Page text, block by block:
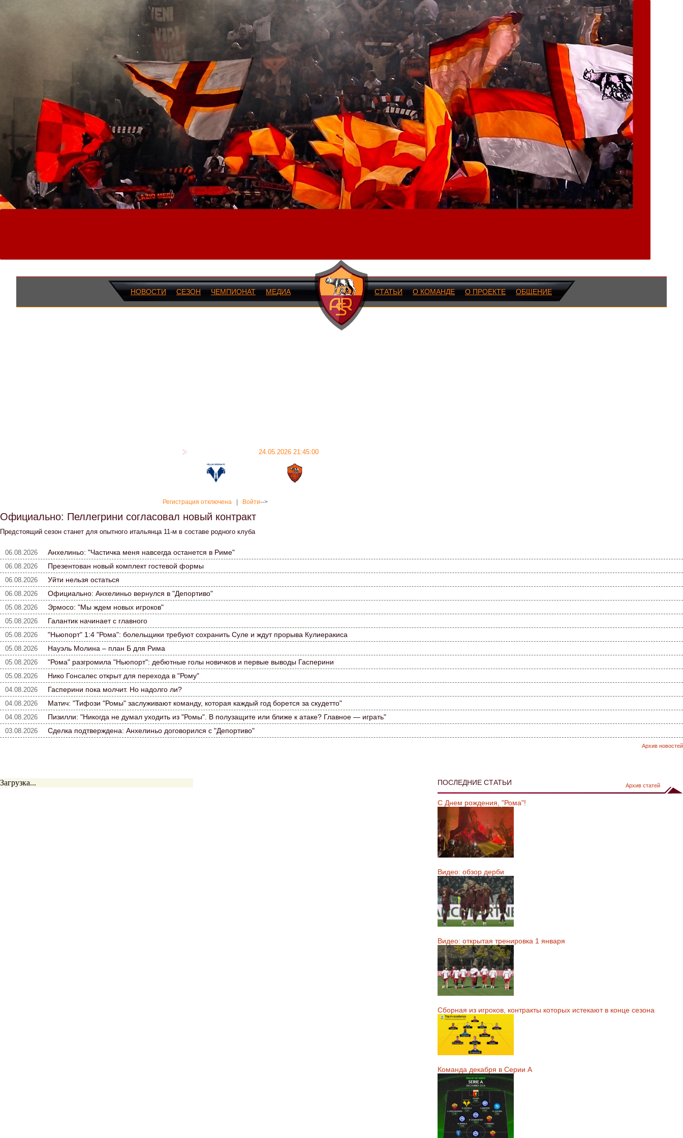
НОВОСТИ СЕЗОН ЧЕМПИОНАТ МЕДИА СТАТЬИ О КОМАНДЕ О ПРОЕКТЕ ОБЩЕНИЕ
24.05.2026 21:45:00
Регистрация отключена Войти-->
Официально: Пеллегрини согласовал новый контракт
Предстоящий сезон станет для опытного итальянца 11-м в составе родного клуба
06.08.2026 Анхелиньо: "Частичка меня навсегда останется в Риме"
06.08.2026 Презентован новый комплект гостевой формы
06.08.2026 Уйти нельзя остаться
06.08.2026 Официально: Анхелиньо вернулся в "Депортиво"
05.08.2026 Эрмосо: "Мы ждем новых игроков"
05.08.2026 Галантик начинает с главного
05.08.2026 "Ньюпорт" 1:4 "Рома": болельщики требуют сохранить Суле и ждут прорыва Кулиеракиса
05.08.2026 Науэль Молина – план Б для Рима
05.08.2026 "Рома" разгромила "Ньюпорт": дебютные голы новичков и первые выводы Гасперини
05.08.2026 Нико Гонсалес открыт для перехода в "Рому"
04.08.2026 Гасперини пока молчит. Но надолго ли?
04.08.2026 Матич: "Тифози "Ромы" заслуживают команду, которая каждый год борется за скудетто"
04.08.2026 Пизилли: "Никогда не думал уходить из "Ромы". В полузащите или ближе к атаке? Главное — играть"
03.08.2026 Сделка подтверждена: Анхелиньо договорился с "Депортиво"
Архив новостей
Загрузка... ПОСЛЕДНИЕ СТАТЬИ Архив статей
С Днем рождения, "Рома"!
Видео: обзор дерби
Видео: открытая тренировка 1 января
Сборная из игроков, контракты которых истекают в конце сезона
Команда декабря в Серии А